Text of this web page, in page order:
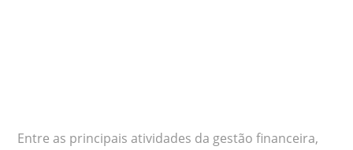
Entre as principais atividades da gestão financeira,